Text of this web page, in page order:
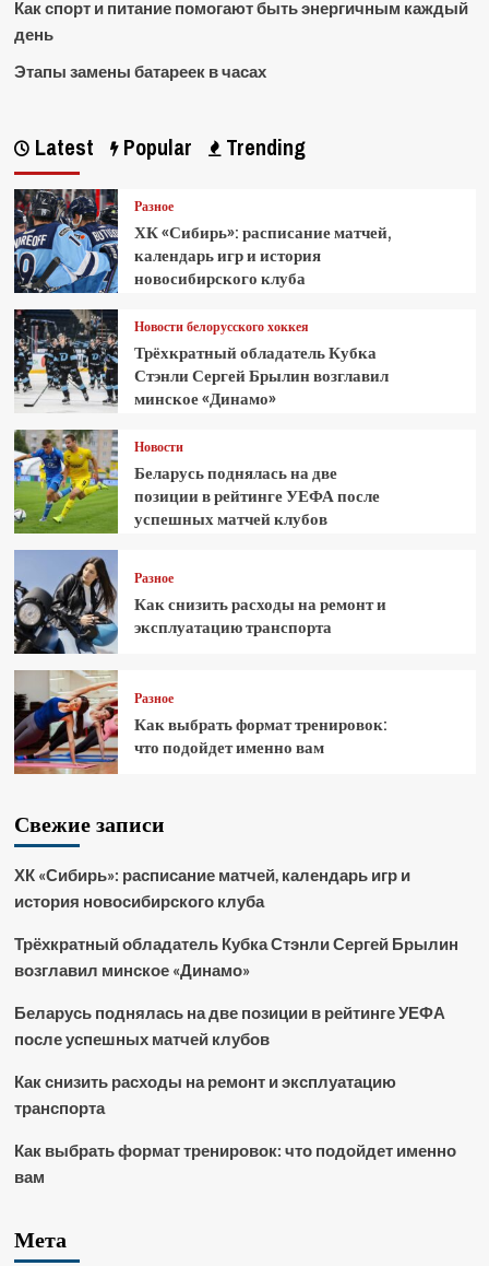
Как спорт и питание помогают быть энергичным каждый
день
Этапы замены батареек в часах
Latest Popular Trending
Разное
ХК «Сибирь»: расписание матчей,
календарь игр и история
новосибирского клуба
Новости белорусского хоккея
Трёхкратный обладатель Кубка
Стэнли Сергей Брылин возглавил
минское «Динамо»
Новости
Беларусь поднялась на две
позиции в рейтинге УЕФА после
успешных матчей клубов
Разное
Как снизить расходы на ремонт и
эксплуатацию транспорта
Разное
Как выбрать формат тренировок:
что подойдет именно вам
Свежие записи
ХК «Сибирь»: расписание матчей, календарь игр и
история новосибирского клуба
Трёхкратный обладатель Кубка Стэнли Сергей Брылин
возглавил минское «Динамо»
Беларусь поднялась на две позиции в рейтинге УЕФА
после успешных матчей клубов
Как снизить расходы на ремонт и эксплуатацию
транспорта
Как выбрать формат тренировок: что подойдет именно
вам
Мета